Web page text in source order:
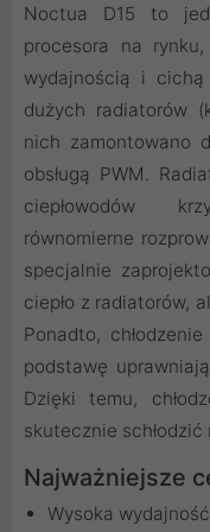
Noctua D15 to
procesora na
wydajnością i
dużych radiatorów
nich zamontowano
obsługą PWM.
ciepłowodów
równomierne
specjalnie
ciepło z radiatorów,
Ponadto,
podstawę
Dzięki temu,
skutecznie
Najważniejsze
Wysoka